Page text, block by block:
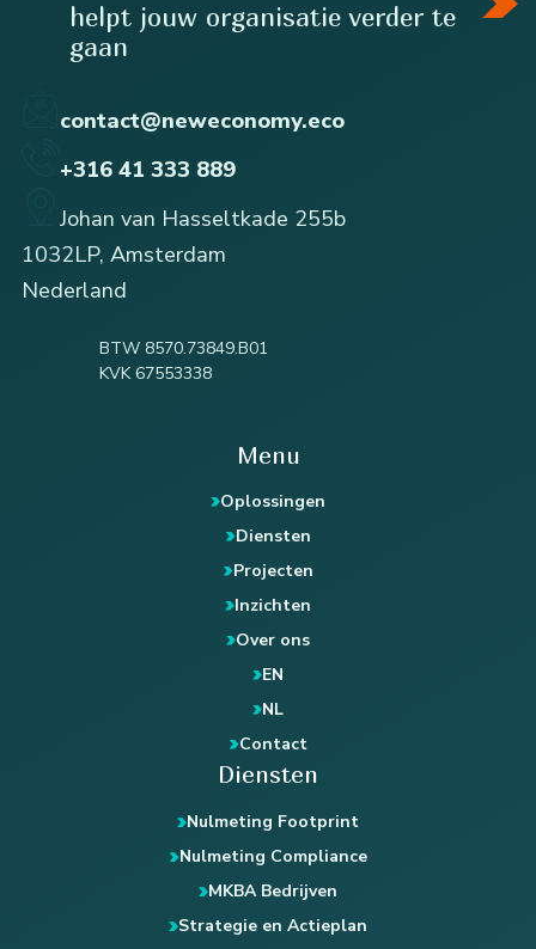
helpt jouw organisatie verder te
gaan
contact@neweconomy.eco
+316 41 333 889
Johan van Hasseltkade 255b
1032LP, Amsterdam
Nederland
BTW 8570.73849.B01
KVK 67553338
Menu
Oplossingen
Diensten
Projecten
Inzichten
Over ons
EN
NL
Contact
Diensten
Nulmeting Footprint
Nulmeting Compliance
MKBA Bedrijven
Strategie en Actieplan